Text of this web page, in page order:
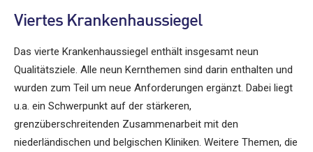
Viertes Krankenhaussiegel
Das vierte Krankenhaussiegel enthält insgesamt neun
Qualitätsziele. Alle neun Kernthemen sind darin enthalten und
wurden zum Teil um neue Anforderungen ergänzt. Dabei liegt
u.a. ein Schwerpunkt auf der stärkeren,
grenzüberschreitenden Zusammenarbeit mit den
niederländischen und belgischen Kliniken. Weitere Themen, die